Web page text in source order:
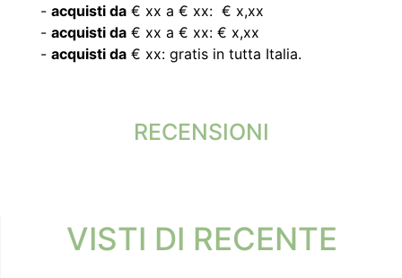
- acquisti da € xx a € xx: € x,xx
- acquisti da € xx a € xx: € x,xx
- acquisti da € xx: gratis in tutta Italia.
RECENSIONI
VISTI DI RECENTE